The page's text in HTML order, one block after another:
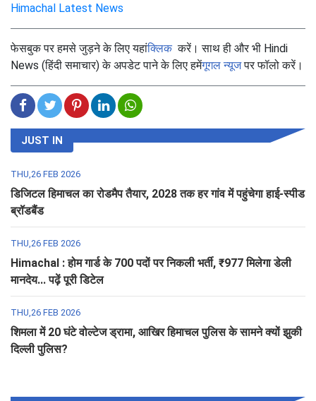
Himachal Latest News
फेसबुक पर हमसे जुड़ने के लिए यहांक्लिककरें। साथ ही और भी Hindi
News (हिंदी समाचार) के अपडेट पाने के लिए हमेंगूगल न्यूजपर फॉलो करें।
JUST IN
THU,26 FEB 2026
डिजिटल हिमाचल का रोडमैप तैयार, 2028 तक हर गांव में पहुंचेगा हाई-स्पीड
ब्रॉडबैंड
THU,26 FEB 2026
Himachal : होम गार्ड के 700 पदों पर निकली भर्ती, ₹977 मिलेगा डेली
मानदेय... पढ़ें पूरी डिटेल
THU,26 FEB 2026
शिमला में 20 घंटे वोल्टेज ड्रामा, आखिर हिमाचल पुलिस के सामने क्यों झुकी
दिल्ली पुलिस?